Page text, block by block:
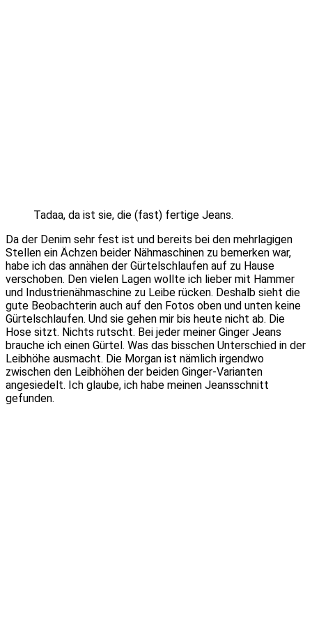
Tadaa, da ist sie, die (fast) fertige Jeans.
Da der Denim sehr fest ist und bereits bei den mehrlagigen
Stellen ein Ächzen beider Nähmaschinen zu bemerken war,
habe ich das annähen der Gürtelschlaufen auf zu Hause
verschoben. Den vielen Lagen wollte ich lieber mit Hammer
und Industrienähmaschine zu Leibe rücken. Deshalb sieht die
gute Beobachterin auch auf den Fotos oben und unten keine
Gürtelschlaufen. Und sie gehen mir bis heute nicht ab. Die
Hose sitzt. Nichts rutscht. Bei jeder meiner Ginger Jeans
brauche ich einen Gürtel. Was das bisschen Unterschied in der
Leibhöhe ausmacht. Die Morgan ist nämlich irgendwo
zwischen den Leibhöhen der beiden Ginger-Varianten
angesiedelt. Ich glaube, ich habe meinen Jeansschnitt
gefunden.